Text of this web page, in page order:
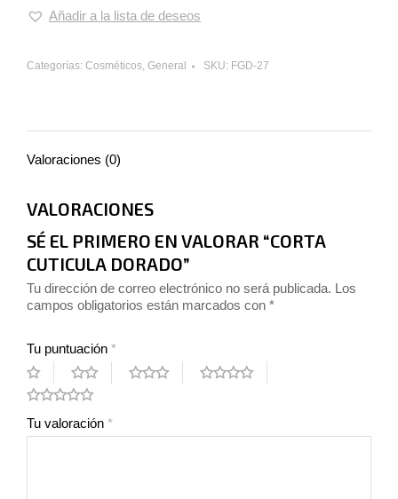
Añadir a la lista de deseos
Categorías: Cosméticos, General SKU: FGD-27
Valoraciones (0)
VALORACIONES
SÉ EL PRIMERO EN VALORAR “CORTA
CUTICULA DORADO”
Tu dirección de correo electrónico no será publicada. Los
campos obligatorios están marcados con *
Tu puntuación *
Tu valoración *